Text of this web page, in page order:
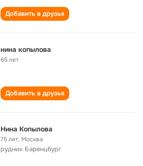
Добавить в друзья
нина копылова
65 лет
Добавить в друзья
Нина Копылова
75 лет, Москва
рудник Баренцбург